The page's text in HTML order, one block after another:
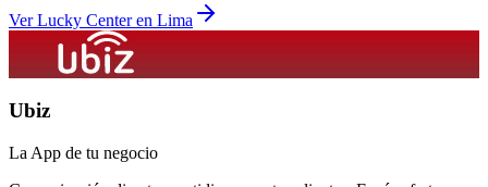
VerLucky Centeren Lima
Ubiz
La App de tu negocio